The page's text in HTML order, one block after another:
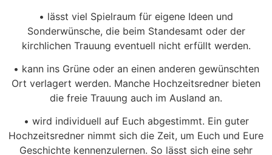
• lässt viel Spielraum für eigene Ideen und
Sonderwünsche, die beim Standesamt oder der
kirchlichen Trauung eventuell nicht erfüllt werden.
• kann ins Grüne oder an einen anderen gewünschten
Ort verlagert werden. Manche Hochzeitsredner bieten
die freie Trauung auch im Ausland an.
• wird individuell auf Euch abgestimmt. Ein guter
Hochzeitsredner nimmt sich die Zeit, um Euch und Eure
Geschichte kennenzulernen. So lässt sich eine sehr